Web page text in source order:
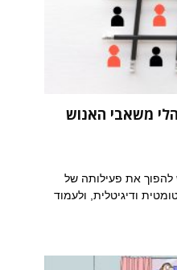
משאבי האנוש
להפוך את פעילותה של
ודיגיטלית, ולעמוד